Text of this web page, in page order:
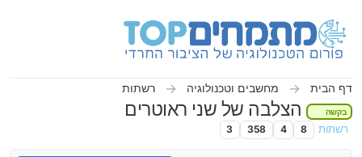
דף הבית מחשבים וטכנולוגיה רשתות
בקשה הצלבה של שני ראוטרים
רשתות 8
4
358
3